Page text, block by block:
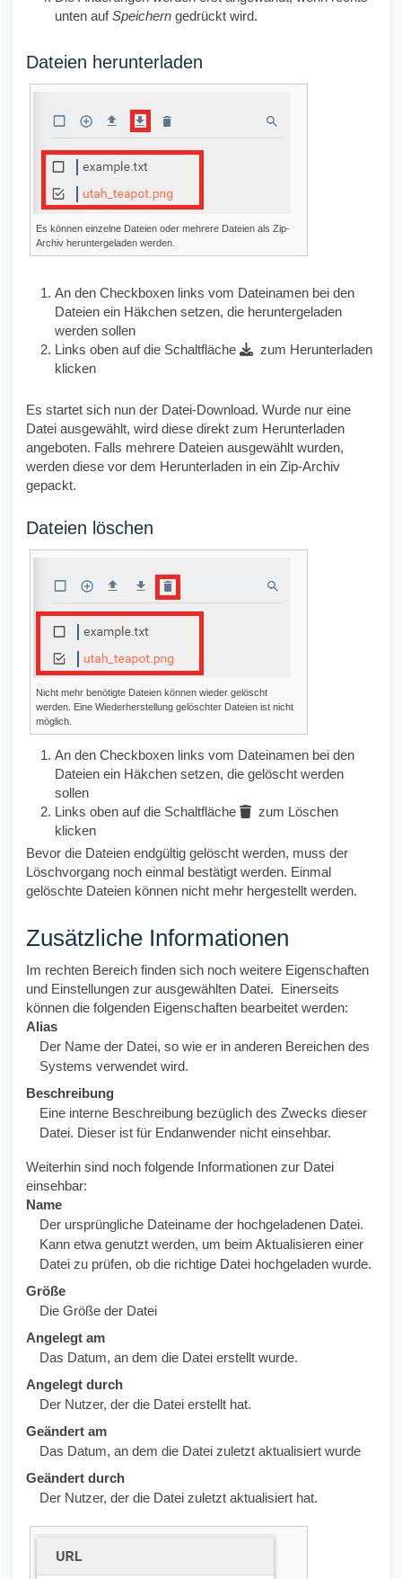
unten aufSpeichern gedrückt wird.
Dateien herunterladen
Es können einzelne Dateien oder mehrere Dateien als Zip-
Archiv heruntergeladen werden.
An den Checkboxen links vom Dateinamen bei den
Dateien ein Häkchen setzen, die heruntergeladen
werden sollen
Links oben auf die Schaltfläche
zum Herunterladen
klicken
Es startet sich nun der Datei-Download. Wurde nur eine
Datei ausgewählt, wird diese direkt zum Herunterladen
angeboten. Falls mehrere Dateien ausgewählt wurden,
werden diese vor dem Herunterladen in ein Zip-Archiv
gepackt.
Dateien löschen
Nicht mehr benötigte Dateien können wieder gelöscht
werden. Eine Wiederherstellung gelöschter Dateien ist nicht
möglich.
An den Checkboxen links vom Dateinamen bei den
Dateien ein Häkchen setzen, die gelöscht werden
sollen
Links oben auf die Schaltfläche
zum Löschen
klicken
Bevor die Dateien endgültig gelöscht werden, muss der
Löschvorgang noch einmal bestätigt werden. Einmal
gelöschte Dateien können nicht mehr hergestellt werden.
Zusätzliche Informationen
Im rechten Bereich finden sich noch weitere Eigenschaften
und Einstellungen zur ausgewählten Datei. Einerseits
können die folgenden Eigenschaften bearbeitet werden:
Alias
Der Name der Datei, so wie er in anderen Bereichen des
Systems verwendet wird.
Beschreibung
Eine interne Beschreibung bezüglich des Zwecks dieser
Datei. Dieser ist für Endanwender nicht einsehbar.
Weiterhin sind noch folgende Informationen zur Datei
einsehbar:
Name
Der ursprüngliche Dateiname der hochgeladenen Datei.
Kann etwa genutzt werden, um beim Aktualisieren einer
Datei zu prüfen, ob die richtige Datei hochgeladen wurde.
Größe
Die Größe der Datei
Angelegt am
Das Datum, an dem die Datei erstellt wurde.
Angelegt durch
Der Nutzer, der die Datei erstellt hat.
Geändert am
Das Datum, an dem die Datei zuletzt aktualisiert wurde
Geändert durch
Der Nutzer, der die Datei zuletzt aktualisiert hat.